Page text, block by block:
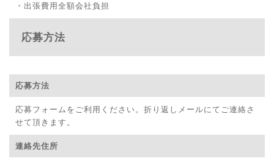
・出張費用全額会社負担
応募方法
応募方法
応募フォームをご利用ください。折り返しメールにてご連絡さ
せて頂きます。
連絡先住所